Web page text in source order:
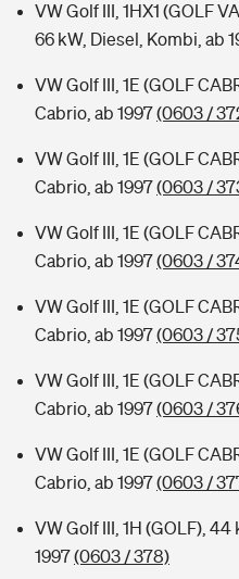
VW Golf III, 1HX1 (GOLF
66 kW, Diesel, Kombi, ab
VW Golf III, 1E (GOLF
Cabrio, ab 1997(0603 /
VW Golf III, 1E (GOLF
Cabrio, ab 1997(0603 /
VW Golf III, 1E (GOLF
Cabrio, ab 1997(0603 /
VW Golf III, 1E (GOLF
Cabrio, ab 1997(0603 /
VW Golf III, 1E (GOLF
Cabrio, ab 1997(0603 /
VW Golf III, 1E (GOLF
Cabrio, ab 1997(0603 /
VW Golf III, 1H (GOLF),
1997(0603 / 378)